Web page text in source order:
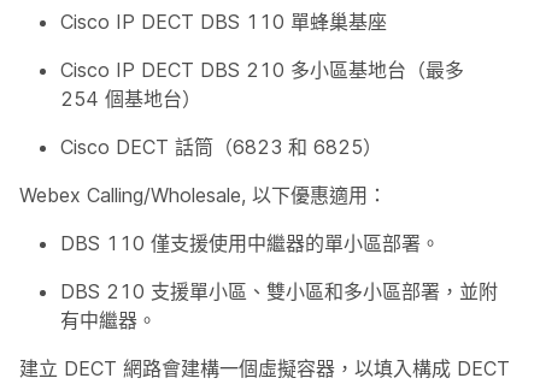
Cisco IP DECT DBS 110 單蜂巢基座
Cisco IP DECT DBS 210 多小區基地台（最多
254 個基地台）
Cisco DECT 話筒（6823 和 6825）
Webex Calling/Wholesale, 以下優惠適用：
DBS 110 僅支援使用中繼器的單小區部署。
DBS 210 支援單小區、雙小區和多小區部署，並附
有中繼器。
建立 DECT 網路會建構一個虛擬容器，以填入構成 DECT